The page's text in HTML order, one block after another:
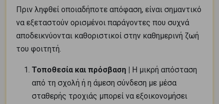
Πριν ληφθεί οποιαδήποτε απόφαση, είναι σημαντικό
να εξεταστούν ορισμένοι παράγοντες που συχνά
αποδεικνύονται καθοριστικοί στην καθημερινή ζωή
του φοιτητή.
Τοποθεσία και πρόσβαση | Η μικρή απόσταση
από τη σχολή ή η άμεση σύνδεση με μέσα
σταθερής τροχιάς μπορεί να εξοικονομήσει